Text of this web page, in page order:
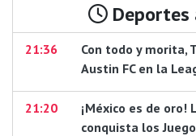
21:36
Con todo y morita,
Austin FC en la
21:20
¡México es de oro!
conquista los